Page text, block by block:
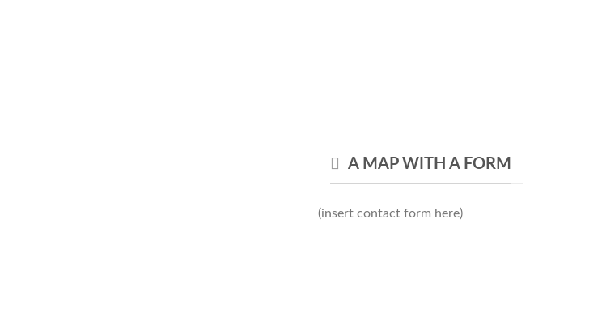
A MAP WITH A FORM
(insert contact form here)